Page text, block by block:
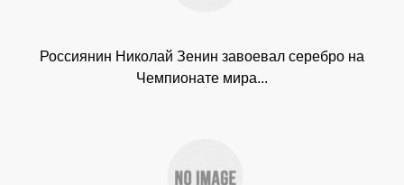
Россиянин Николай Зенин завоевал серебро на
Чемпионате мира...